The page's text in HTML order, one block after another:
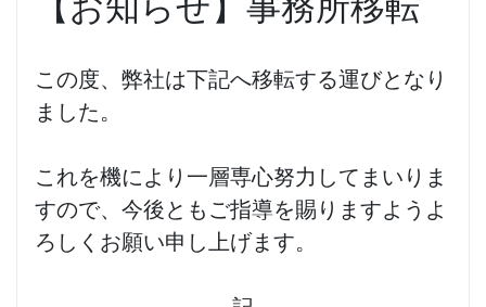
この度、弊社は下記へ移転する運びとなり
ました。
これを機により一層専心努力してまいりま
すので、今後ともご指導を賜りますようよ
ろしくお願い申し上げます。